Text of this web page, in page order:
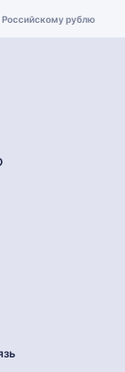
Российскому рублю